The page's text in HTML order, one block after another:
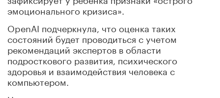
эмоционального кризиса».
OpenAI подчеркнула, что оценка таких
состояний будет проводиться с учетом
рекомендаций экспертов в области
подросткового развития, психического
здоровья и взаимодействия человека с
компьютером.